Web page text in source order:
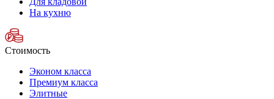
На кухню
Стоимость
Эконом класса
Премиум класса
Элитные